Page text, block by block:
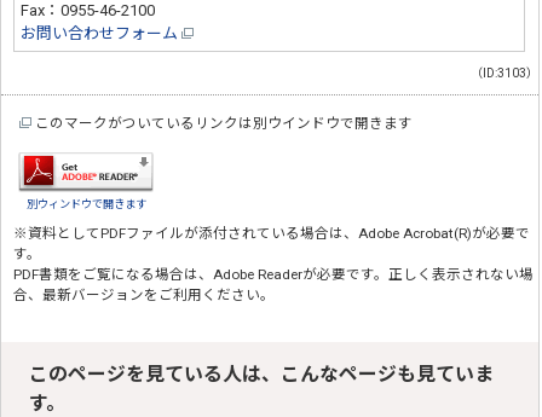
Fax：0955-46-2100
お問い合わせフォーム
（ID:3103）
このマークがついているリンクは別ウインドウで開きます
別ウィンドウで開きます
※資料としてPDFファイルが添付されている場合は、 Adobe Acrobat(R)が必要で
す。
PDF書類をご覧になる場合は、 Adobe Readerが必要です。正しく表示されない場
合、最新バージョンをご利用ください。
このページを見ている人は、こんなページも見ていま
す。